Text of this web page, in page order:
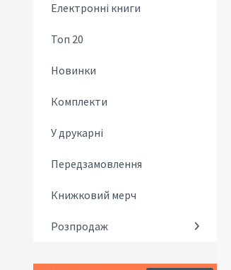
Електронні книги
Топ 20
Новинки
Комплекти
У друкарні
Передзамовлення
Книжковий мерч
Розпродаж